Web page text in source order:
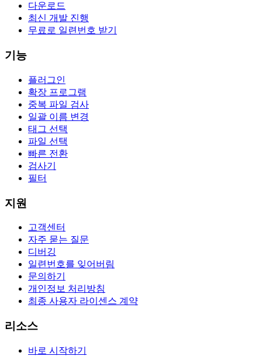
다운로드
최신 개발 진행
무료로 일련번호 받기
기능
플러그인
확장 프로그램
중복 파일 검사
일괄 이름 변경
태그 선택
파일 선택
빠른 전환
검사기
필터
지원
고객센터
자주 묻는 질문
디버깅
일련번호를 잊어버림
문의하기
개인정보 처리방침
최종 사용자 라이센스 계약
리소스
바로 시작하기